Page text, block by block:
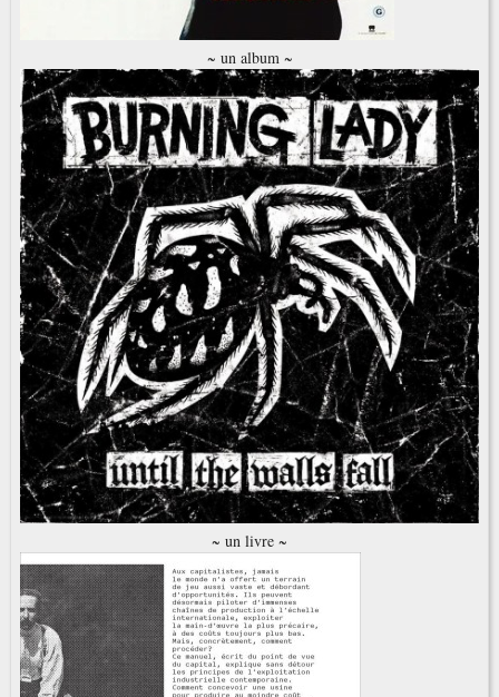
~ un album ~
~ un livre ~